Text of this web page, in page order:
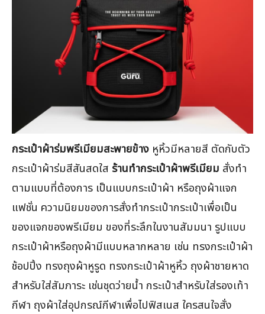
กระเป๋าผ้าร่มพรีเมียมสะพายข้าง หูหิ้วมีหลายสี ตัดกับตัว
กระเป๋าผ้าร่มสีสันสดใส ร้านทำกระเป๋าผ้าพรีเมียม สั่งทำ
ตามแบบที่ต้องการ เป็นแบบกระเป๋าผ้า หรือถุงผ้าแจก
แฟชั่น ความนิยมของการสั่งทำกระเป๋ากระเป๋าเพื่อเป็น
ของแจกของพรีเมียม ของที่ระลึกในงานสัมมนา รูปแบบ
กระเป๋าผ้าหรือถุงผ้ามีแบบหลากหลาย เช่น ทรงกระเป๋าผ้า
ช้อปปิ้ง ทรงถุงผ้าหูรูด ทรงกระเป๋าผ้าหูหิ้ว ถุงผ้าชายหาด
สำหรับใส่สัมภาระ เช่นชุดว่ายน้ำ กระเป๋าสำหรับใส่รองเท้า
กีฬา ถุงผ้าใส่อุปกรณ์กีฬาเพื่อไปฟิสเนส ใครสนใจสั่ง